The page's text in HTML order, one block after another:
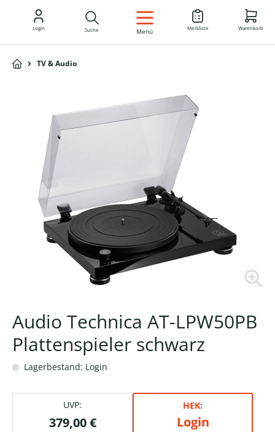
DE
Login Suche Menü Merkliste Warenkorb
TV & Audio
Audio Technica AT-LPW50PB
Plattenspieler schwarz
Lagerbestand: Login
UVP:
379,00 €
HEK:
Login